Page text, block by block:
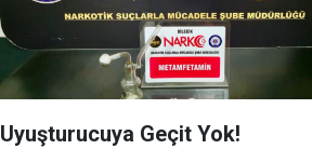
Uyuşturucuya Geçit Yok!